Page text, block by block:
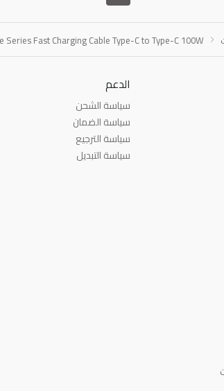
Series Fast Charging Cable Type-C to Type-C 100W
الدعم
سياسة الشحن
سياسة الضمان
سياسة الترجيع
سياسة التبديل